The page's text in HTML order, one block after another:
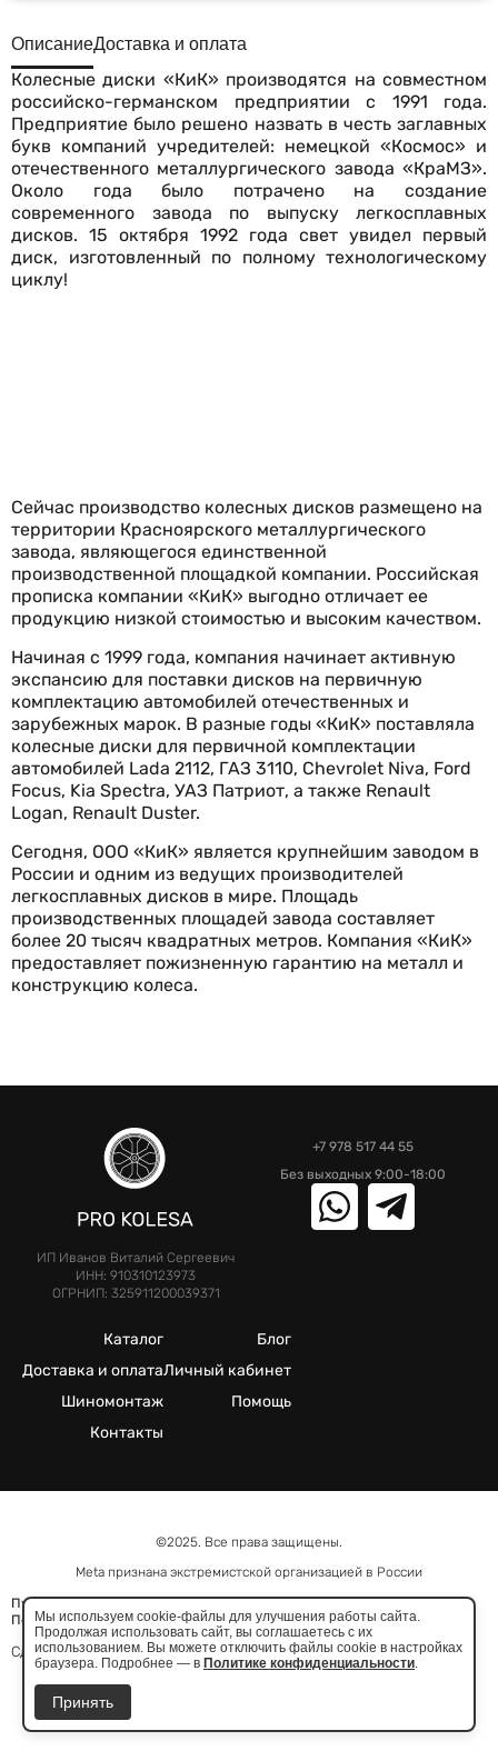
ОписаниеДоставка и оплата
Колесные диски «КиК» производятся на совместном
российско-германском предприятии с 1991 года.
Предприятие было решено назвать в честь заглавных
букв компаний учредителей: немецкой «Космос» и
отечественного металлургического завода «КраМЗ».
Около года было потрачено на создание
современного завода по выпуску легкосплавных
дисков. 15 октября 1992 года свет увидел первый
диск, изготовленный по полному технологическому
циклу!
Сейчас производство колесных дисков размещено на
территории Красноярского металлургического
завода, являющегося единственной
производственной площадкой компании. Российская
прописка компании «КиК» выгодно отличает ее
продукцию низкой стоимостью и высоким качеством.
Начиная с 1999 года, компания начинает активную
экспансию для поставки дисков на первичную
комплектацию автомобилей отечественных и
зарубежных марок. В разные годы «КиК» поставляла
колесные диски для первичной комплектации
автомобилей Lada 2112, ГАЗ 3110, Chevrolet Niva, Ford
Focus, Kia Spectra, УАЗ Патриот, а также Renault
Logan, Renault Duster.
Сегодня, ООО «КиК» является крупнейшим заводом в
России и одним из ведущих производителей
легкосплавных дисков в мире. Площадь
производственных площадей завода составляет
более 20 тысяч квадратных метров. Компания «КиК»
предоставляет пожизненную гарантию на металл и
конструкцию колеса.
ИП Иванов Виталий Сергеевич
ИНН: 910310123973
ОГРНИП: 325911200039371
+7 978 517 44 55
Без выходных 9:00-18:00
Каталог
Доставка и оплата
Шиномонтаж
Контакты
Блог
Личный кабинет
Помощь
©2025. Все права защищены.
Meta признана экстремистcкой организацией в России
Публичная оферта
Политика конфиденциальности
Сделано в
Мы используем cookie-файлы для улучшения работы сайта.
Продолжая использовать сайт, вы соглашаетесь с их
использованием. Вы можете отключить файлы cookie в настройках
браузера. Подробнее — в Политике конфиденциальности.
Принять